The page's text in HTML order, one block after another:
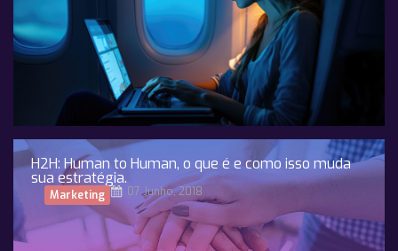
H2H: Human to Human, o que é e como isso muda
sua estratégia.
Marketing 07 Junho, 2018